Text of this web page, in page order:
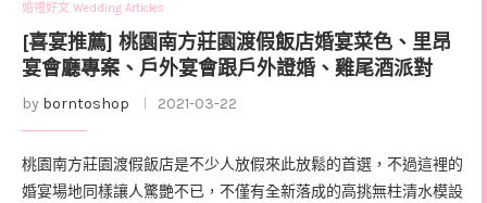
婚禮好文 Wedding Articles
[喜宴推薦] 桃園南方莊園渡假飯店婚宴菜色、里昂
宴會廳專案、戶外宴會跟戶外證婚、雞尾酒派對
by borntoshop 2021-03-22
桃園南方莊園渡假飯店是不少人放假來此放鬆的首選，不過這裡的
婚宴場地同樣讓人驚艷不已，不僅有全新落成的高挑無柱清水模設